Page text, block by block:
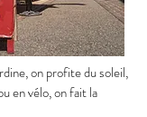
on profite du soleil,
en vélo, on fait la